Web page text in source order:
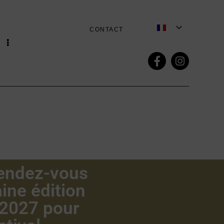
CONTACT
vous
édition
pour